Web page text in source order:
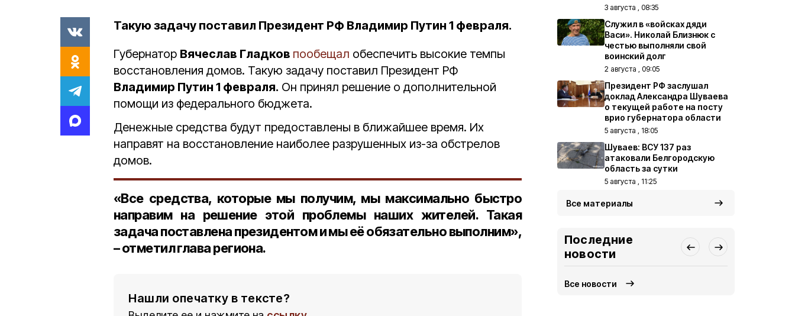
Такую задачу поставил Президент РФ Владимир Путин 1 февраля.
Губернатор Вячеслав Гладков пообещал обеспечить высокие темпы
восстановления домов. Такую задачу поставил Президент РФ
Владимир Путин 1 февраля. Он принял решение о дополнительной
помощи из федерального бюджета.
Денежные средства будут предоставлены в ближайшее время. Их
направят на восстановление наиболее разрушенных из-за обстрелов
домов.
«Все средства, которые мы получим, мы максимально быстро
направим на решение этой проблемы наших жителей. Такая
задача поставлена президентом и мы её обязательно выполним»,
– отметил глава региона.
Нашли опечатку в тексте?
3 августа , 08:35
Служил в «войсках дяди
Васи». Николай Близнюк с
честью выполняли свой
воинский долг
2 августа , 09:05
Президент РФ заслушал
доклад Александра Шуваева
о текущей работе на посту
врио губернатора области
5 августа , 18:05
Шуваев: ВСУ 137 раз
атаковали Белгородскую
область за сутки
5 августа , 11:25
Все материалы
Последние
новости
Все новости